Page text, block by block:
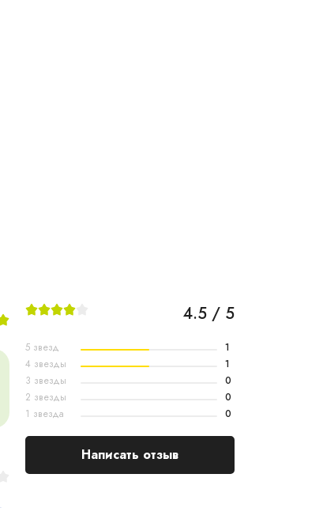
4.5 / 5
5 звезд
1
4 звезды
1
3 звезды
0
2 звезды
0
1 звезда
0
Написать отзыв